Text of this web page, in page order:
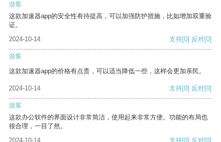
游客
这款加速器app的安全性有待提高，可以加强防护措施，比如增加双重验
证。
2024-10-14
支持[0] 反对[0]
游客
这款加速器app的价格有点贵，可以适当降低一些，这样会更加亲民。
2024-10-14 支持[0] 反对[0]
游客
这款办公软件的界面设计非常简洁，使用起来非常方便。功能的布局也
很合理，一目了然。
2024-10-14
支持[0] 反对[0]